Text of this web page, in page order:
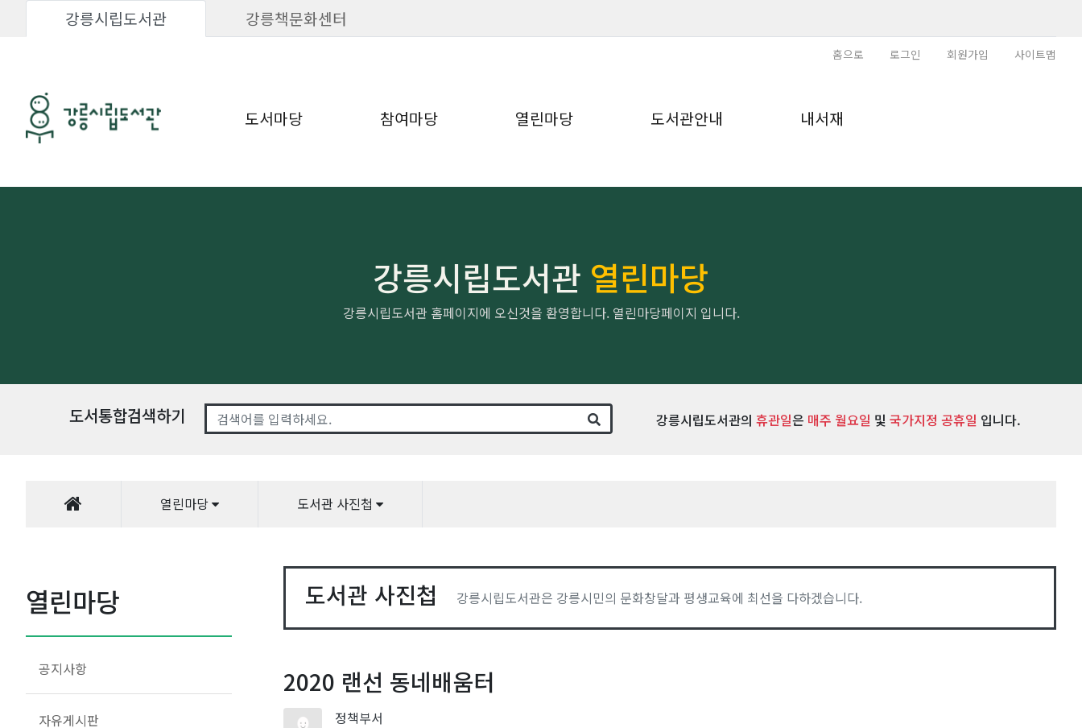
강릉시립도서관 강릉책문화센터
홈으로 로그인 회원가입 사이트맵
도서마당 참여마당 열린마당 도서관안내 내서재
강릉시립도서관 열린마당
강릉시립도서관 홈페이지에 오신것을 환영합니다. 열린마당페이지 입니다.
도서통합검색하기 강릉시립도서관의휴관일은 매주 월요일 및국가지정 공휴일 입니다.
열린마당 도서관 사진첩
열린마당
공지사항
자유게시판
도서관 사진첩 강릉시립도서관은 강릉시민의 문화창달과 평생교육에 최선을 다하겠습니다.
2020 랜선 동네배움터
정책부서